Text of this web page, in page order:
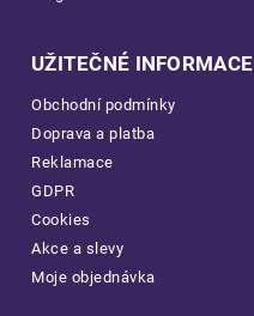
UŽITEČNÉ INFORMACE
Obchodní podmínky
Doprava a platba
Reklamace
GDPR
Cookies
Akce a slevy
Moje objednávka